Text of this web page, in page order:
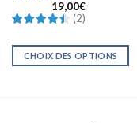
Note4.5
sur 5
19,00€
(2)
CHOIX DES OPTIONS